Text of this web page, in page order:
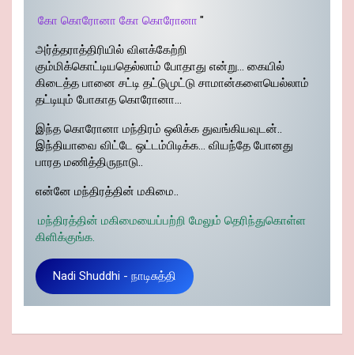
கோ கொரோனா கோ கொரோனா "
அர்த்தராத்திரியில் விளக்கேற்றி
கும்மிக்கொட்டியதெல்லாம் போதாது என்று… கையில்
கிடைத்த பானை சட்டி தட்டுமுட்டு சாமான்களையெல்லாம்
தட்டியும் போகாத கொரோனா…
இந்த கொரோனா மந்திரம் ஒலிக்க துவங்கியவுடன்..
இந்தியாவை விட்டே ஒட்டம்பிடிக்க… வியந்தே போனது
பாரத மணித்திருநாடு..
என்னே மந்திரத்தின் மகிமை..
மந்திரத்தின் மகிமையைப்பற்றி மேலும் தெரிந்துகொள்ள
கிளிக்குங்க.
Nadi Shuddhi - நாடிசுத்தி